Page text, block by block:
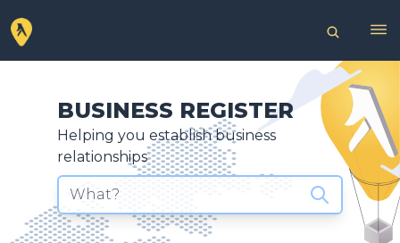
BUSINESS REGISTER
Helping you establish business
relationships
What?